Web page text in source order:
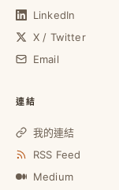
LinkedIn
X / Twitter
Email
連結
我的連結
RSS Feed
Medium